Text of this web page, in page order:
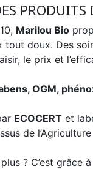
Marilou Bio
tout doux. Des
le prix et
OGM,
ECOCERT et
de
? C’est grâce